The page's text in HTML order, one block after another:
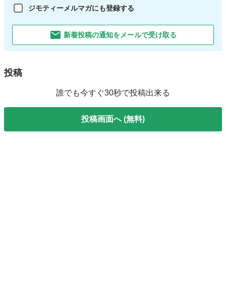
ジモティーメルマガにも登録する
新着投稿の通知をメールで受け取る
投稿
誰でも今すぐ30秒で投稿出来る
投稿画面へ (無料)